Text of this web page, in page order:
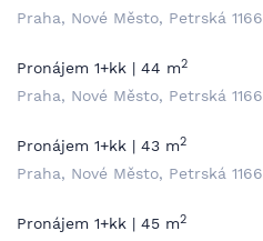
Praha, Nové Město, Petrská 1166
Pronájem 1+kk | 44 m2
Praha, Nové Město, Petrská 1166
Pronájem 1+kk | 43 m2
Praha, Nové Město, Petrská 1166
Pronájem 1+kk | 45 m2